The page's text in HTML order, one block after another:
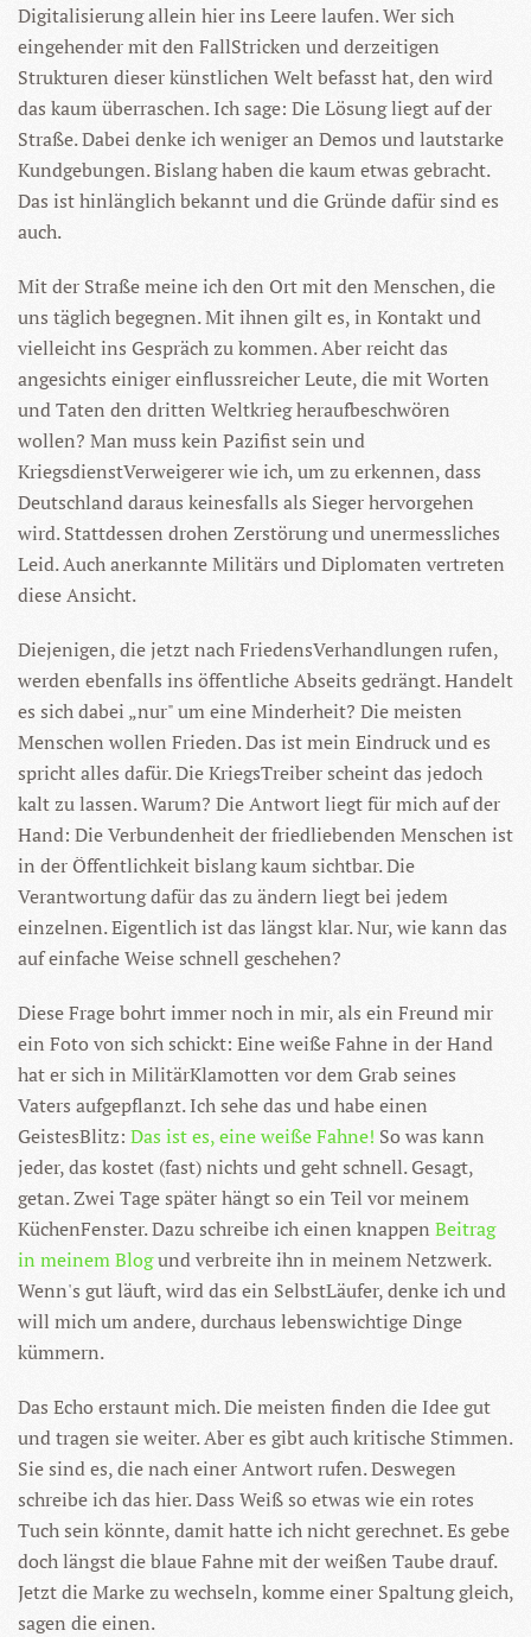
Digitalisierung allein hier ins Leere laufen. Wer sich
eingehender mit den FallStricken und derzeitigen
Strukturen dieser künstlichen Welt befasst hat, den wird
das kaum überraschen. Ich sage: Die Lösung liegt auf der
Straße. Dabei denke ich weniger an Demos und lautstarke
Kundgebungen. Bislang haben die kaum etwas gebracht.
Das ist hinlänglich bekannt und die Gründe dafür sind es
auch.
Mit der Straße meine ich den Ort mit den Menschen, die
uns täglich begegnen. Mit ihnen gilt es, in Kontakt und
vielleicht ins Gespräch zu kommen. Aber reicht das
angesichts einiger einflussreicher Leute, die mit Worten
und Taten den dritten Weltkrieg heraufbeschwören
wollen? Man muss kein Pazifist sein und
KriegsdienstVerweigerer wie ich, um zu erkennen, dass
Deutschland daraus keinesfalls als Sieger hervorgehen
wird. Stattdessen drohen Zerstörung und unermessliches
Leid. Auch anerkannte Militärs und Diplomaten vertreten
diese Ansicht.
Diejenigen, die jetzt nach FriedensVerhandlungen rufen,
werden ebenfalls ins öffentliche Abseits gedrängt. Handelt
es sich dabei „nur" um eine Minderheit? Die meisten
Menschen wollen Frieden. Das ist mein Eindruck und es
spricht alles dafür. Die KriegsTreiber scheint das jedoch
kalt zu lassen. Warum? Die Antwort liegt für mich auf der
Hand: Die Verbundenheit der friedliebenden Menschen ist
in der Öffentlichkeit bislang kaum sichtbar. Die
Verantwortung dafür das zu ändern liegt bei jedem
einzelnen. Eigentlich ist das längst klar. Nur, wie kann das
auf einfache Weise schnell geschehen?
Diese Frage bohrt immer noch in mir, als ein Freund mir
ein Foto von sich schickt: Eine weiße Fahne in der Hand
hat er sich in MilitärKlamotten vor dem Grab seines
Vaters aufgepflanzt. Ich sehe das und habe einen
GeistesBlitz: Das ist es, eine weiße Fahne! So was kann
jeder, das kostet (fast) nichts und geht schnell. Gesagt,
getan. Zwei Tage später hängt so ein Teil vor meinem
KüchenFenster. Dazu schreibe ich einen knappen Beitrag
in meinem Blogund verbreite ihn in meinem Netzwerk.
Wenn's gut läuft, wird das ein SelbstLäufer, denke ich und
will mich um andere, durchaus lebenswichtige Dinge
kümmern.
Das Echo erstaunt mich. Die meisten finden die Idee gut
und tragen sie weiter. Aber es gibt auch kritische Stimmen.
Sie sind es, die nach einer Antwort rufen. Deswegen
schreibe ich das hier. Dass Weiß so etwas wie ein rotes
Tuch sein könnte, damit hatte ich nicht gerechnet. Es gebe
doch längst die blaue Fahne mit der weißen Taube drauf.
Jetzt die Marke zu wechseln, komme einer Spaltung gleich,
sagen die einen.